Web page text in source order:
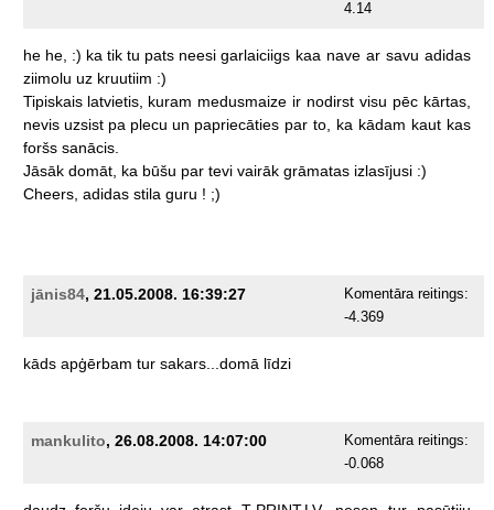
4.14
he he, :) ka tik tu pats neesi garlaiciigs kaa nave ar savu adidas
ziimolu uz kruutiim :)
Tipiskais latvietis, kuram medusmaize ir nodirst visu pēc kārtas,
nevis uzsist pa plecu un papriecāties par to, ka kādam kaut kas
foršs sanācis.
Jāsāk domāt, ka būšu par tevi vairāk grāmatas izlasījusi :)
Cheers, adidas stila guru ! ;)
jānis84, 21.05.2008. 16:39:27
Komentāra reitings:
-4.369
kāds apģērbam tur sakars...domā līdzi
mankulito, 26.08.2008. 14:07:00
Komentāra reitings:
-0.068